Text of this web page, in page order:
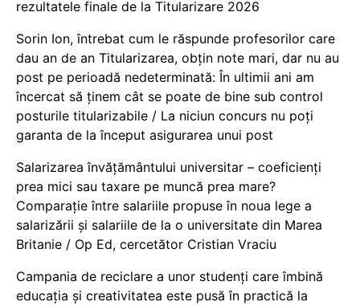
rezultatele finale de la Titularizare 2026
Sorin Ion, întrebat cum le răspunde profesorilor care
dau an de an Titularizarea, obțin note mari, dar nu au
post pe perioadă nedeterminată: În ultimii ani am
încercat să ținem cât se poate de bine sub control
posturile titularizabile / La niciun concurs nu poți
garanta de la început asigurarea unui post
Salarizarea învățământului universitar – coeficienți
prea mici sau taxare pe muncă prea mare?
Comparație între salariile propuse în noua lege a
salarizării și salariile de la o universitate din Marea
Britanie / Op Ed, cercetător Cristian Vraciu
Campania de reciclare a unor studenți care îmbină
educația și creativitatea este pusă în practică la